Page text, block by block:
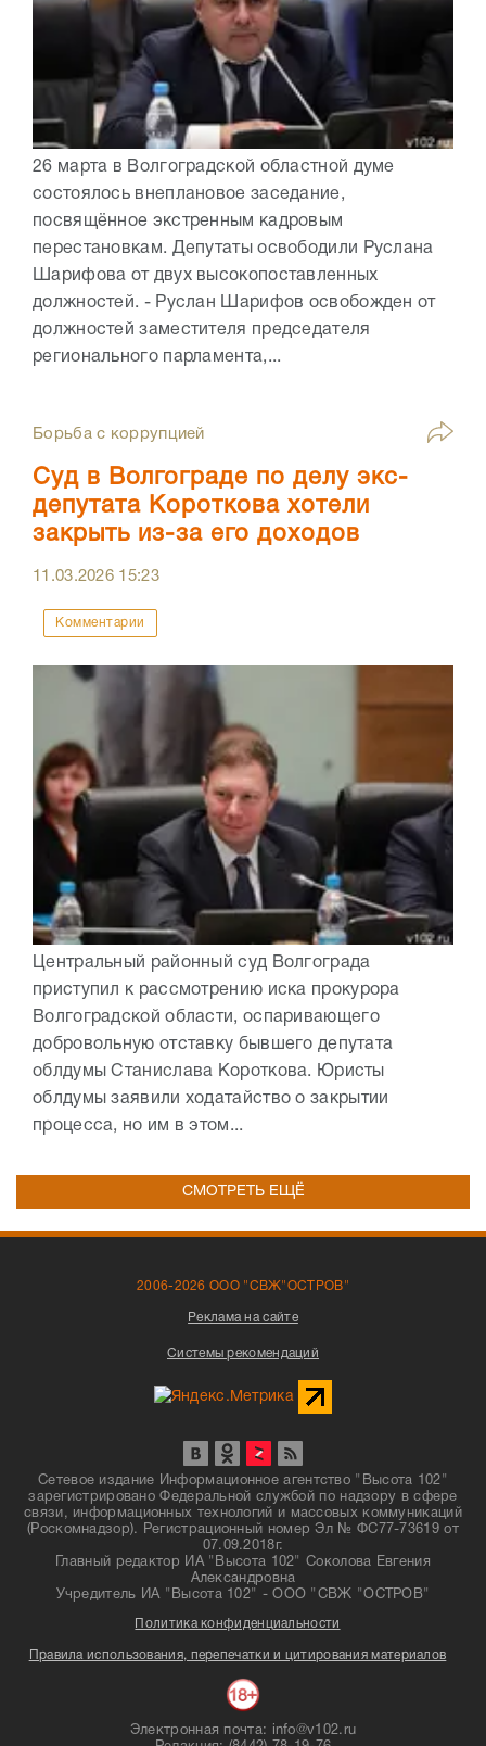
26 марта в Волгоградской областной думе
состоялось внеплановое заседание,
посвящённое экстренным кадровым
перестановкам. Депутаты освободили Руслана
Шарифова от двух высокопоставленных
должностей. - Руслан Шарифов освобожден от
должностей заместителя председателя
регионального парламента,...
Борьба с коррупцией
Суд в Волгограде по делу экс-
депутата Короткова хотели
закрыть из-за его доходов
11.03.2026 15:23
Комментарии
Центральный районный суд Волгограда
приступил к рассмотрению иска прокурора
Волгоградской области, оспаривающего
добровольную отставку бывшего депутата
облдумы Станислава Короткова. Юристы
облдумы заявили ходатайство о закрытии
процесса, но им в этом...
СМОТРЕТЬ ЕЩЁ
2006-2026 ООО "СВЖ"ОСТРОВ"
Реклама на сайте
Системы рекомендаций
Сетевое издание Информационное агентство "Высота 102"
зарегистрировано Федеральной службой по надзору в сфере
связи, информационных технологий и массовых коммуникаций
(Роскомнадзор). Регистрационный номер Эл № ФС77-73619 от
07.09.2018г.
Главный редактор ИА "Высота 102" Соколова Евгения
Александровна
Учредитель ИА "Высота 102" - ООО "СВЖ "ОСТРОВ"
Политика конфиденциальности
Правила использования, перепечатки и цитирования материалов
Электронная почта: info@v102.ru